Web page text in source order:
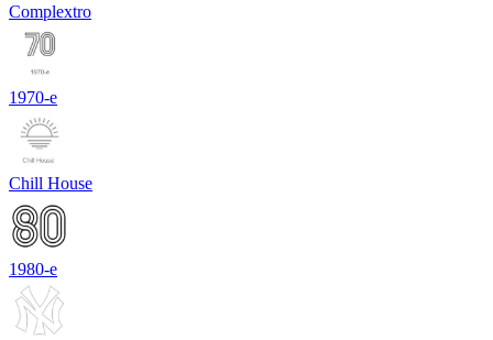
Complextro
1970-е
Chill House
1980-е